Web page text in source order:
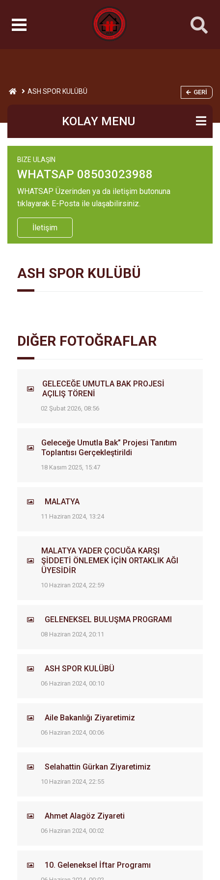
ASH SPOR KULÜBÜ GERI
KOLAY MENU
BIZE ULAŞIN
WHATSAP 08503023988
WHATSAP Üzerinden ya da iletişim butonuna
tıklayarak E-Posta ile ulaşabilirsiniz.
İletişim
ASH SPOR KULÜBÜ
DIĞER FOTOĞRAFLAR
GELECEĞE UMUTLA BAK PROJESİ
AÇILIŞ TÖRENİ
02 Şubat 2026, 08:56
Geleceğe Umutla Bak” Projesi Tanıtım
Toplantısı Gerçekleştirildi
18 Kasım 2025, 15:47
MALATYA
11 Haziran 2024, 13:24
MALATYA YADER ÇOCUĞA KARŞI
ŞİDDETİ ÖNLEMEK İÇİN ORTAKLIK AĞI
ÜYESİDİR
10 Haziran 2024, 22:59
GELENEKSEL BULUŞMA PROGRAMI
08 Haziran 2024, 20:11
ASH SPOR KULÜBÜ
06 Haziran 2024, 00:10
Aile Bakanlığı Ziyaretimiz
06 Haziran 2024, 00:06
Selahattin Gürkan Ziyaretimiz
10 Haziran 2024, 22:55
Ahmet Alagöz Ziyareti
06 Haziran 2024, 00:02
10. Geleneksel İftar Programı